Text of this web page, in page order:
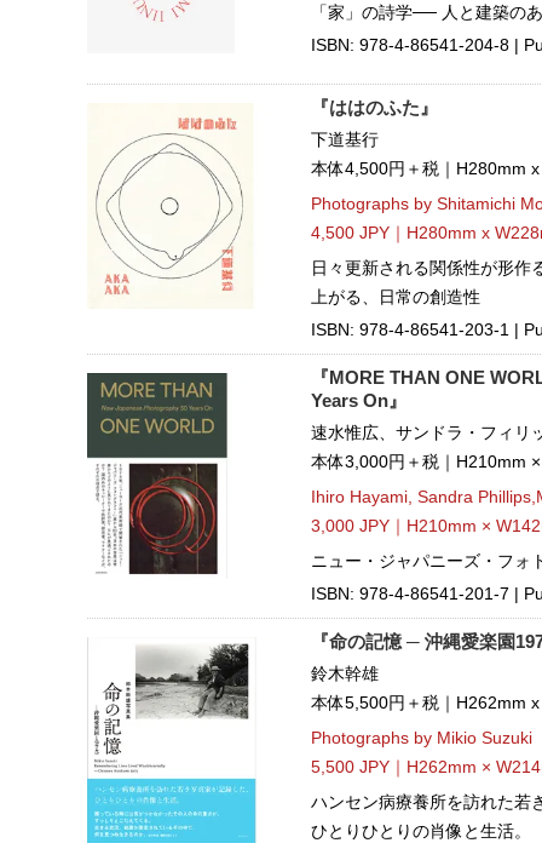
「家」の詩学── 人と建築の
ISBN: 978-4-86541-204-8 |
『ははのふた』
下道基行
本体4,500円＋税｜H280mm
Photographs by Shitamichi
4,500 JPY｜H280mm x
日々更新される関係性が形
上がる、日常の創造性
ISBN: 978-4-86541-203-1 |
『MORE THAN ONE
Years On』
速水惟広、サンドラ・フィリ
本体3,000円＋税｜H210mm
Ihiro Hayami, Sandra
3,000 JPY｜H210mm ×
ニュー・ジャパニーズ・フォ
ISBN: 978-4-86541-201-7 |
『命の記憶 ─ 沖縄愛楽園
鈴木幹雄
本体5,500円＋税｜H262mm
Photographs by Mikio Suzuki
5,500 JPY｜H262mm ×
ハンセン病療養所を訪れた若
ひとりひとりの肖像と生活。